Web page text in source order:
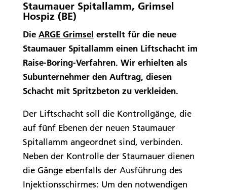
Staumauer Spitallamm, Grimsel
Hospiz (BE)
Die ARGE Grimsel erstellt für die neue
Staumauer Spitallamm einen Liftschacht im
Raise-Boring-Verfahren. Wir erhielten als
Subunternehmer den Auftrag, diesen
Schacht mit Spritzbeton zu verkleiden.
Der Liftschacht soll die Kontrollgänge, die
auf fünf Ebenen der neuen Staumauer
Spitallamm angeordnet sind, verbinden.
Neben der Kontrolle der Staumauer dienen
die Gänge ebenfalls der Ausführung des
Injektionsschirmes: Um den notwendigen